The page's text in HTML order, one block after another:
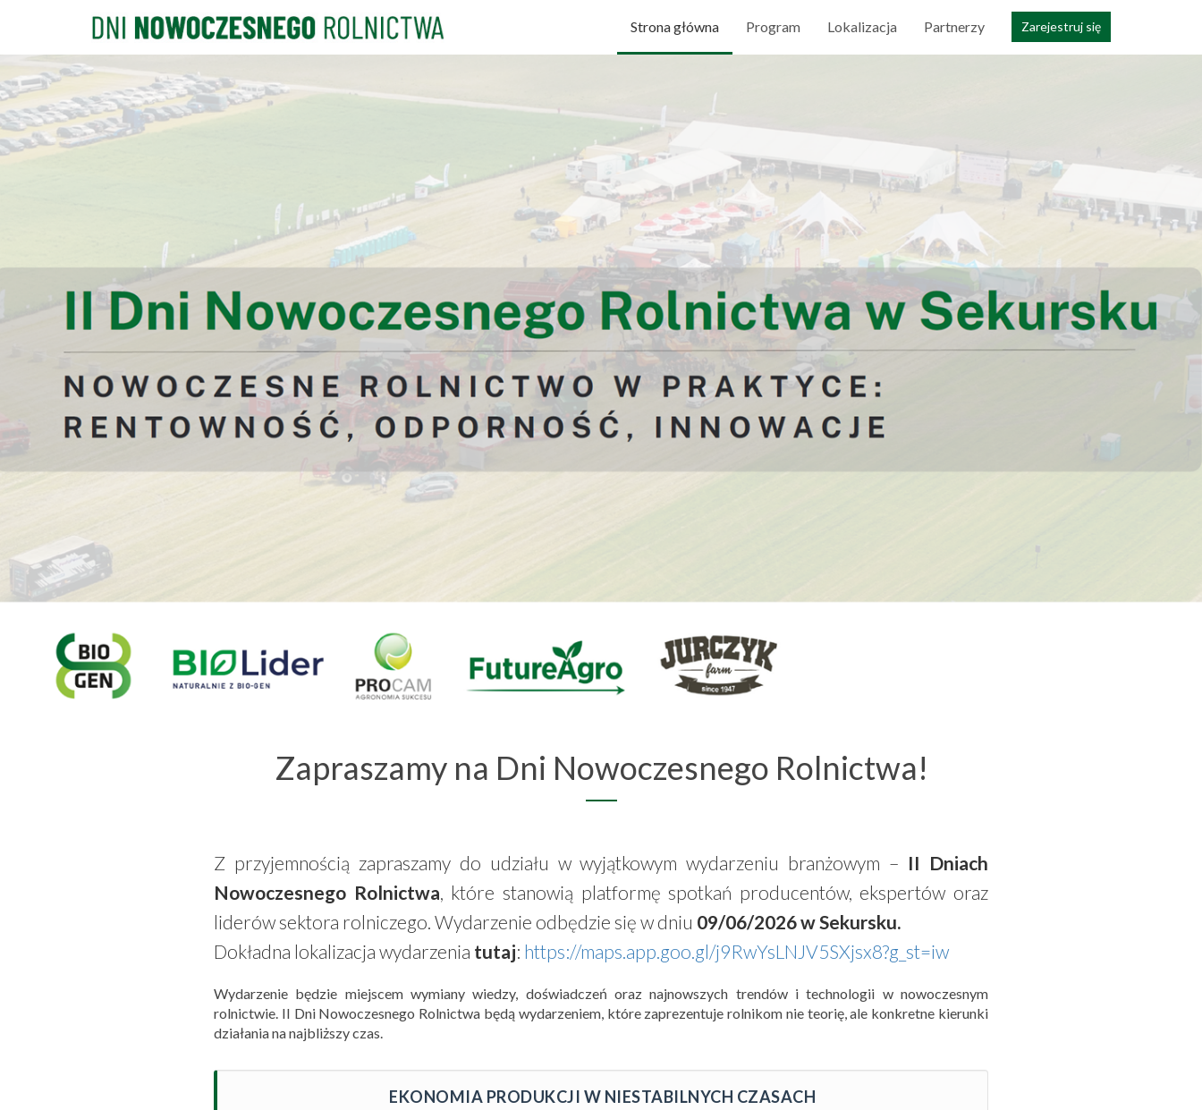
Strona główna Program Lokalizacja Partnerzy Zarejestruj się
Zapraszamy na Dni Nowoczesnego Rolnictwa!
Z przyjemnością zapraszamy do udziału w wyjątkowym wydarzeniu branżowym – II Dniach
Nowoczesnego Rolnictwa, które stanowią platformę spotkań producentów, ekspertów oraz
liderów sektora rolniczego. Wydarzenie odbędzie się w dniu 09/06/2026 w Sekursku.
Dokładna lokalizacja wydarzenia tutaj: https://maps.app.goo.gl/j9RwYsLNJV5SXjsx8?g_st=iw
Wydarzenie będzie miejscem wymiany wiedzy, doświadczeń oraz najnowszych trendów i technologii w nowoczesnym
rolnictwie. II Dni Nowoczesnego Rolnictwa będą wydarzeniem, które zaprezentuje rolnikom nie teorię, ale konkretne kierunki
działania na najbliższy czas.
EKONOMIA PRODUKCJI W NIESTABILNYCH CZASACH